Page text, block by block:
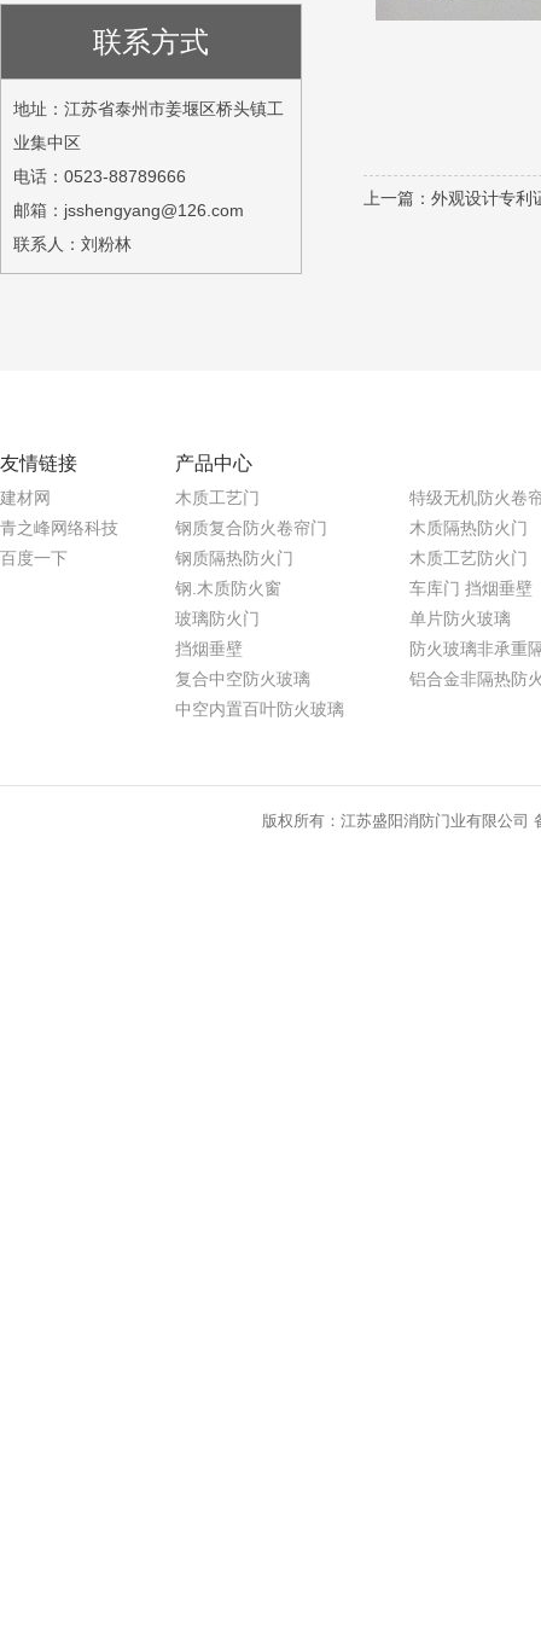
联系方式
地址：江苏省泰州市姜堰区桥头镇工
业集中区
电话：0523-88789666
邮箱：jsshengyang@126.com
联系人：刘粉林
上一篇： 外观设计专利
友情链接
建材网
青之峰网络科技
百度一下
产品中心
木质工艺门
特级无机防火卷
钢质复合防火卷帘门
木质隔热防火门
钢质隔热防火门
木质工艺防火门
钢.木质防火窗
车库门 挡烟垂壁
玻璃防火门
单片防火玻璃
挡烟垂壁
防火玻璃非承重
复合中空防火玻璃
铝合金非隔热防
中空内置百叶防火玻璃
版权所有：江苏盛阳消防门业有限公司